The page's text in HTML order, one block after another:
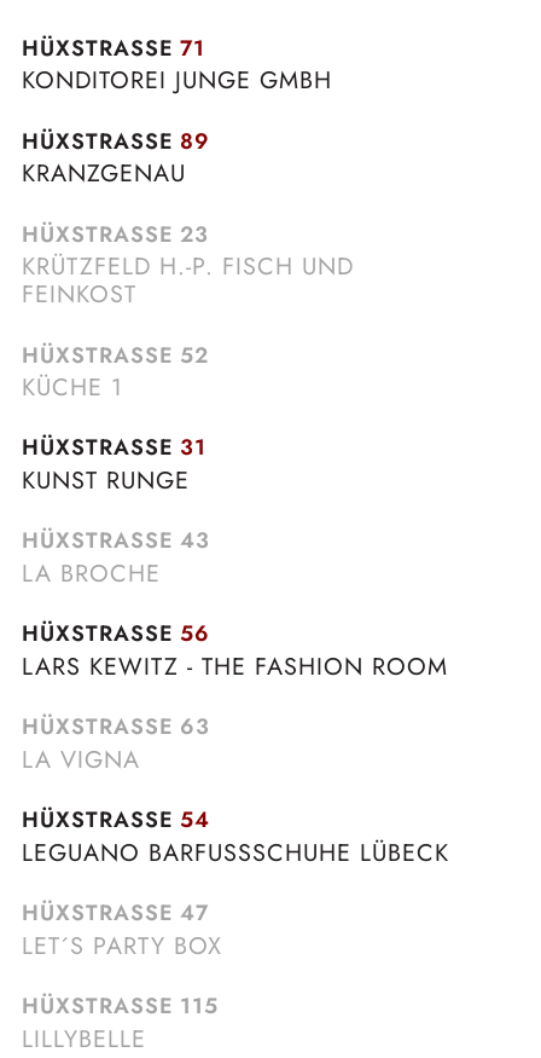
HÜXSTRASSE 71
KONDITOREI JUNGE GMBH
HÜXSTRASSE 89
KRANZGENAU
HÜXSTRASSE 23
KRÜTZFELD H.-P. FISCH UND
FEINKOST
HÜXSTRASSE 52
KÜCHE 1
HÜXSTRASSE 31
KUNST RUNGE
HÜXSTRASSE 43
LA BROCHE
HÜXSTRASSE 56
LARS KEWITZ - THE FASHION ROOM
HÜXSTRASSE 63
LA VIGNA
HÜXSTRASSE 54
LEGUANO BARFUSSSCHUHE LÜBECK
HÜXSTRASSE 47
LET´S PARTY BOX
HÜXSTRASSE 115
LILLYBELLE